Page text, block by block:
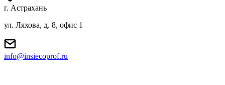
г. Астрахань
ул. Ляхова, д. 8, офис 1
info@insiecoprof.ru